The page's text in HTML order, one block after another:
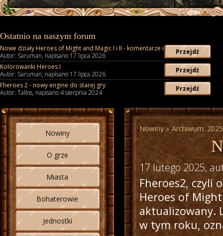
Ostatnio na naszym forum
Nowe działy Heroes of Might and Magic I i II - komentarze i…
Autor: Saruman, napisano 17 lipca 2026
Przejdź
Kolorowanki Heroes I
Autor: Saruman, napisano 17 lipca 2026
Przejdź
Fheroes 2 - nowy engine do starej gry
Autor: Tallos, napisano 4 sierpnia 2024
Przejdź
Nowiny
O grze
Miasta
Bohaterowie
Jednostki
Nowiny Archiwum:
17 lutego 2025,
Fheroes2, czyli
Heroes of
aktualizowany.
w tym roku,